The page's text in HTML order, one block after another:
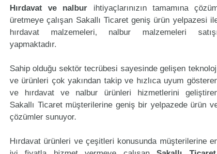
Hırdavat ve nalbur ihtiyaçlarınızın tamamına
üretmeye çalışan Sakallı Ticaret geniş ürün yelpazesi
hırdavat malzemeleri, nalbur malzemeleri
yapmaktadır.
Sahip olduğu sektör tecrübesi sayesinde gelişen
ve ürünleri çok yakından takip ve hızlıca uyum
ve hırdavat ve nalbur ürünleri hizmetlerini
Sakallı Ticaret müşterilerine geniş bir yelpazede ürün
çözümler sunuyor.
Hırdavat ürünleri ve çeşitleri konusunda müşterilerine